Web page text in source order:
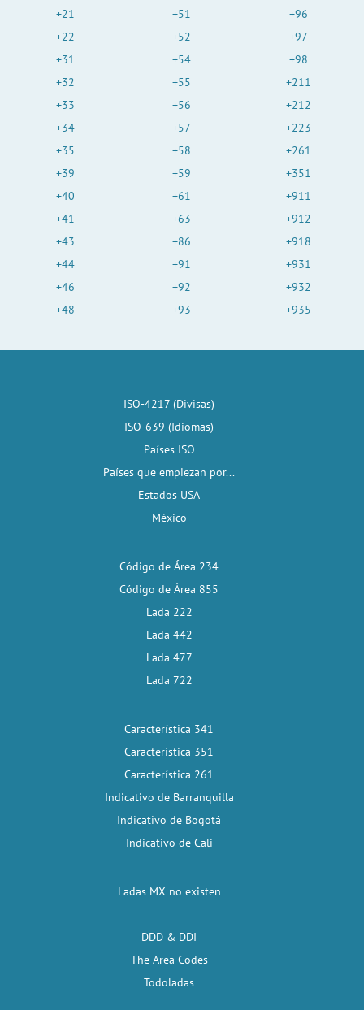
+21
+22
+31
+32
+33
+34
+35
+39
+40
+41
+43
+44
+46
+48
+51
+52
+54
+55
+56
+57
+58
+59
+61
+63
+86
+91
+92
+93
+96
+97
+98
+211
+212
+223
+261
+351
+911
+912
+918
+931
+932
+935
ISO-4217 (Divisas)
ISO-639 (Idiomas)
Países ISO
Países que empiezan por...
Estados USA
México
Código de Área 234
Código de Área 855
Lada 222
Lada 442
Lada 477
Lada 722
Característica 341
Característica 351
Característica 261
Indicativo de Barranquilla
Indicativo de Bogotá
Indicativo de Cali
Ladas MX no existen
DDD & DDI
The Area Codes
Todoladas